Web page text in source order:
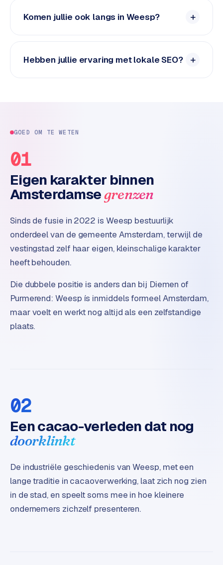
t
n
m
i
g
o
l
c
o
m
a
k
e
t
p
BRANCHE-
EXPERTISE
F
e
s
e
n
w
i
Komen jullie ook langs in Weesp?
Hebben jullie ervaring met lokale SEO?
GOED OM TE WETEN
01
Eigen karakter binnen
Amsterdamsegrenzen
Sinds de fusie in 2022 is Weesp bestuurlijk
onderdeel van de gemeente Amsterdam, terwijl de
vestingstad zelf haar eigen, kleinschalige karakter
heeft behouden.
Die dubbele positie is anders dan bij Diemen of
Purmerend: Weesp ís inmiddels formeel Amsterdam,
maar voelt en werkt nog altijd als een zelfstandige
plaats.
02
Een cacao-verleden dat nog
doorklinkt
De industriële geschiedenis van Weesp, met een
lange traditie in cacaoverwerking, laat zich nog zien
in de stad, en speelt soms mee in hoe kleinere
ondernemers zichzelf presenteren.